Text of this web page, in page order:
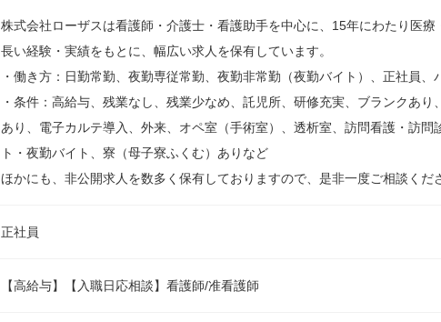
株式会社ローザスは看護師・介護士・看護助手を中心に、15年にわたり医療
長い経験・実績をもとに、幅広い求人を保有しています。
・働き方：日勤常勤、夜勤専従常勤、夜勤非常勤（夜勤バイト）、正社員、
・条件：高給与、残業なし、残業少なめ、託児所、研修充実、ブランクあ
あり、電子カルテ導入、外来、オペ室（手術室）、透析室、訪問看護・訪
ト・夜勤バイト、寮（母子寮ふくむ）ありなど
ほかにも、非公開求人を数多く保有しておりますので、是非一度ご相談くだ
正社員
【高給与】【入職日応相談】看護師/准看護師